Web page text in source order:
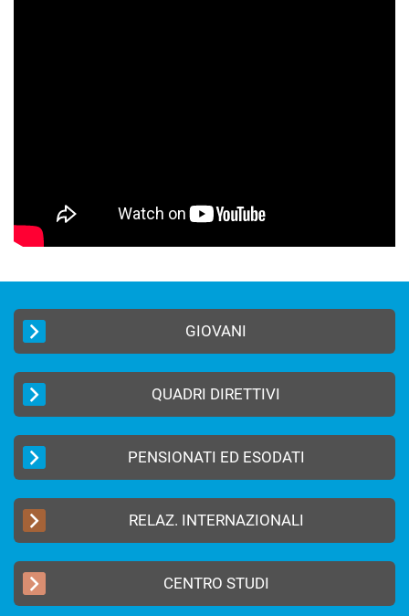
GIOVANI
QUADRI DIRETTIVI
PENSIONATI ED ESODATI
RELAZ. INTERNAZIONALI
CENTRO STUDI